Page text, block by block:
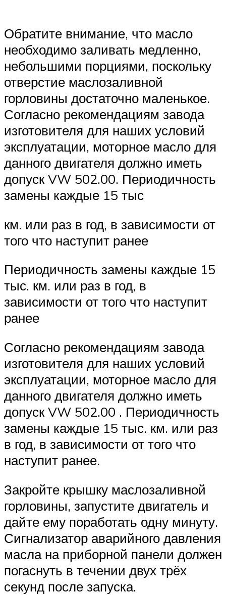
Обратите внимание, что масло
необходимо заливать медленно,
небольшими порциями, поскольку
отверстие маслозаливной
горловины достаточно маленькое.
Согласно рекомендациям завода
изготовителя для наших условий
эксплуатации, моторное масло для
данного двигателя должно иметь
допуск VW 502.00. Периодичность
замены каждые 15 тыс
км. или раз в год, в зависимости от
того что наступит ранее
Периодичность замены каждые 15
тыс. км. или раз в год, в
зависимости от того что наступит
ранее
Согласно рекомендациям завода
изготовителя для наших условий
эксплуатации, моторное масло для
данного двигателя должно иметь
допуск VW 502.00 . Периодичность
замены каждые 15 тыс. км. или раз
в год, в зависимости от того что
наступит ранее.
Закройте крышку маслозаливной
горловины, запустите двигатель и
дайте ему поработать одну минуту.
Сигнализатор аварийного давления
масла на приборной панели должен
погаснуть в течении двух трёх
секунд после запуска.